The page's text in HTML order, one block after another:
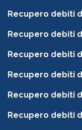
Recupero debiti
Recupero debiti
Recupero debiti
Recupero debiti
Recupero debiti
Recupero debiti